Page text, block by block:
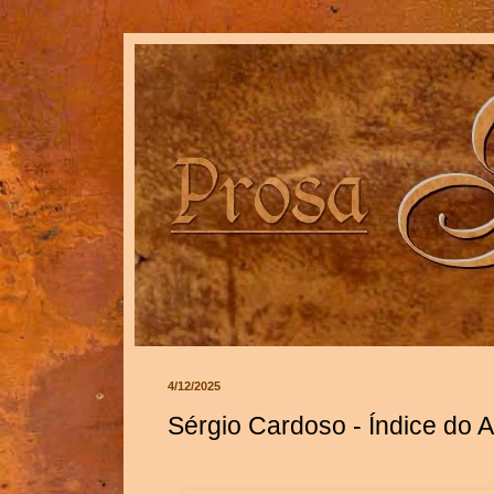
4/12/2025
Sérgio Cardoso - Índice do